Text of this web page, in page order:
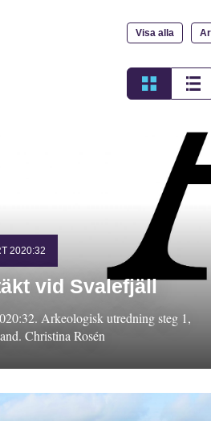
Visa alla
2020:32
vid Svalefjäll
Arkeologisk utredning steg 1,
Christina Rosén